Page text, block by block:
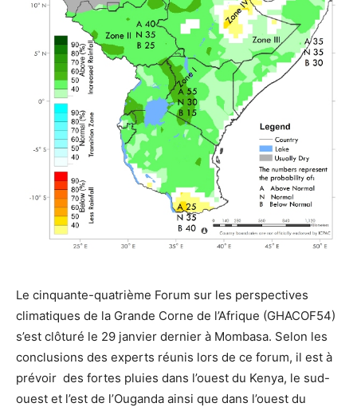
Le cinquante-quatrième Forum sur les perspectives
climatiques de la Grande Corne de l’Afrique (GHACOF54)
s’est clôturé le 29 janvier dernier à Mombasa. Selon les
conclusions des experts réunis lors de ce forum, il est à
prévoir des fortes pluies dans l’ouest du Kenya, le sud-
ouest et l’est de l’Ouganda ainsi que dans l’ouest du